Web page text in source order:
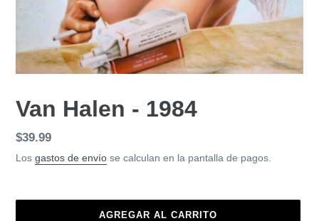
Van Halen - 1984
Precio
habitual
$39.99
Los gastos de envío se calculan en la pantalla de pagos.
AGREGAR AL CARRITO